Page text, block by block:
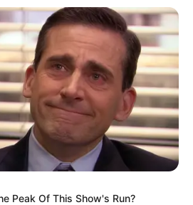
Peak Of This Show's Run?